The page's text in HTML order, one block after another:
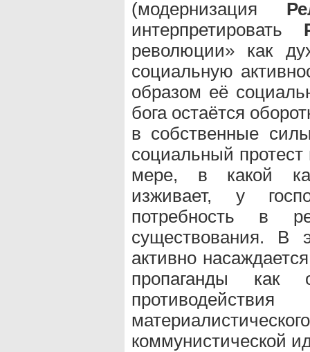
(модернизация
интерпретировать
революции» как
социальную
образом её
бога остаётся
в собственные
социальный
мере, в какой
изживает, у
потребность в
существования. В
активно
пропаганды как
коммунистической